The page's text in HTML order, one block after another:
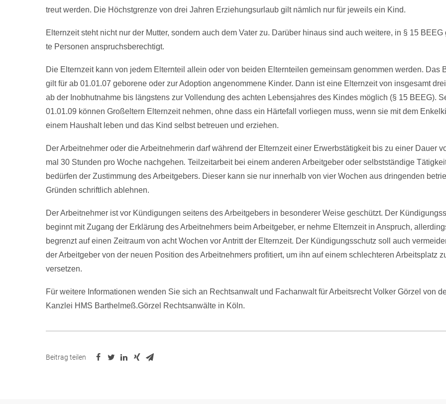
treu­t werden. Die Höchst­gren­ze von drei Jah­ren Er­zie­hungs­ur­laub gilt nämlich nur für je­weils ein Kind.
El­tern­zeit steht nicht nur der Mut­ter, son­dern auch dem Va­ter zu. Darüber hin­aus sind auch wei­te­re, in § 15
te Per­so­nen an­spruchs­be­rech­tigt.
Die El­tern­zeit kann von je­dem El­tern­teil al­lein oder von bei­den El­tern­tei­len ge­mein­sam ge­nom­men wer­den. Das
gilt für ab 01.01.07 geborene oder zur Adoption angenommene Kinder. Dann ist ei­ne El­tern­zeit von ins­ge­samt
ab der Inob­hut­nah­me bis längs­tens zur Voll­endung des ach­ten Le­bens­jah­res des Kin­des möglich (§ 15 BEEG).
01.01.09 können Großeltern Elternzeit nehmen, ohne dass ein Härtefall vorliegen muss, wenn sie mit dem
einem Haushalt leben und das Kind selbst betreuen und erziehen.
Der Ar­beit­neh­mer oder die Ar­beit­neh­me­rin darf während der El­tern­zeit ei­ner Er­werbstätig­keit bis zu ei­ner Dau­er
mal 30 St­un­den pro Wo­che nach­ge­hen. Teil­zeit­ar­beit bei ei­nem an­de­ren Ar­beit­ge­ber oder selbstständi­ge
bedürfen der Zu­stim­mung des Ar­beit­ge­bers. Die­ser kann sie nur in­ner­halb von vier Wo­chen aus drin­gen­den
Gründen schrift­lich ab­leh­nen.
Der Arbeitnehmer ist vor Kündi­gun­gen seitens des Ar­beit­ge­bers in be­son­de­rer Wei­se geschützt. Der
beginnt mit Zugang der Erklärung des Arbeitnehmers beim Arbeitgeber, er nehme Elternzeit in Anspruch,
begrenzt auf einen Zeitraum von acht Wochen vor Antritt der Elternzeit. Der Kündigungsschutz soll auch
der Arbeitgeber von der neuen Position des Arbeitnehmers profitiert, um ihn auf einem schlechteren Arbeitsplatz
versetzen.
Für weitere Informationen wenden Sie sich an Rechtsanwalt und Fachanwalt für Arbeitsrecht Volker Görzel von
Kanzlei HMS Barthelmeß.Görzel Rechtsanwälte in Köln.
Beitrag teilen